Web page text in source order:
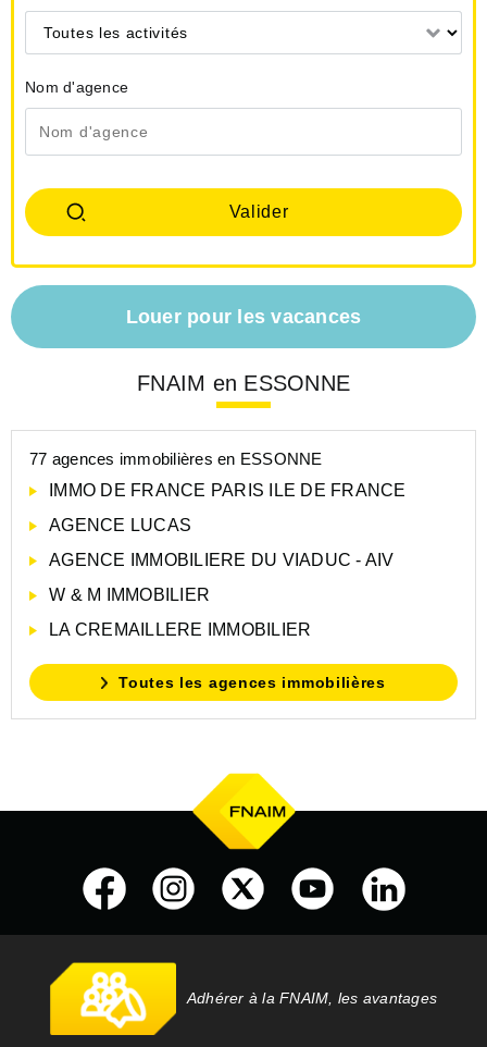
Toutes les activités
Nom d'agence
Louer pour les vacances
FNAIM en ESSONNE
77 agences immobilières en ESSONNE
IMMO DE FRANCE PARIS ILE DE FRANCE
AGENCE LUCAS
AGENCE IMMOBILIERE DU VIADUC - AIV
W & M IMMOBILIER
LA CREMAILLERE IMMOBILIER
Toutes les agences immobilières
Adhérer à la FNAIM, les avantages